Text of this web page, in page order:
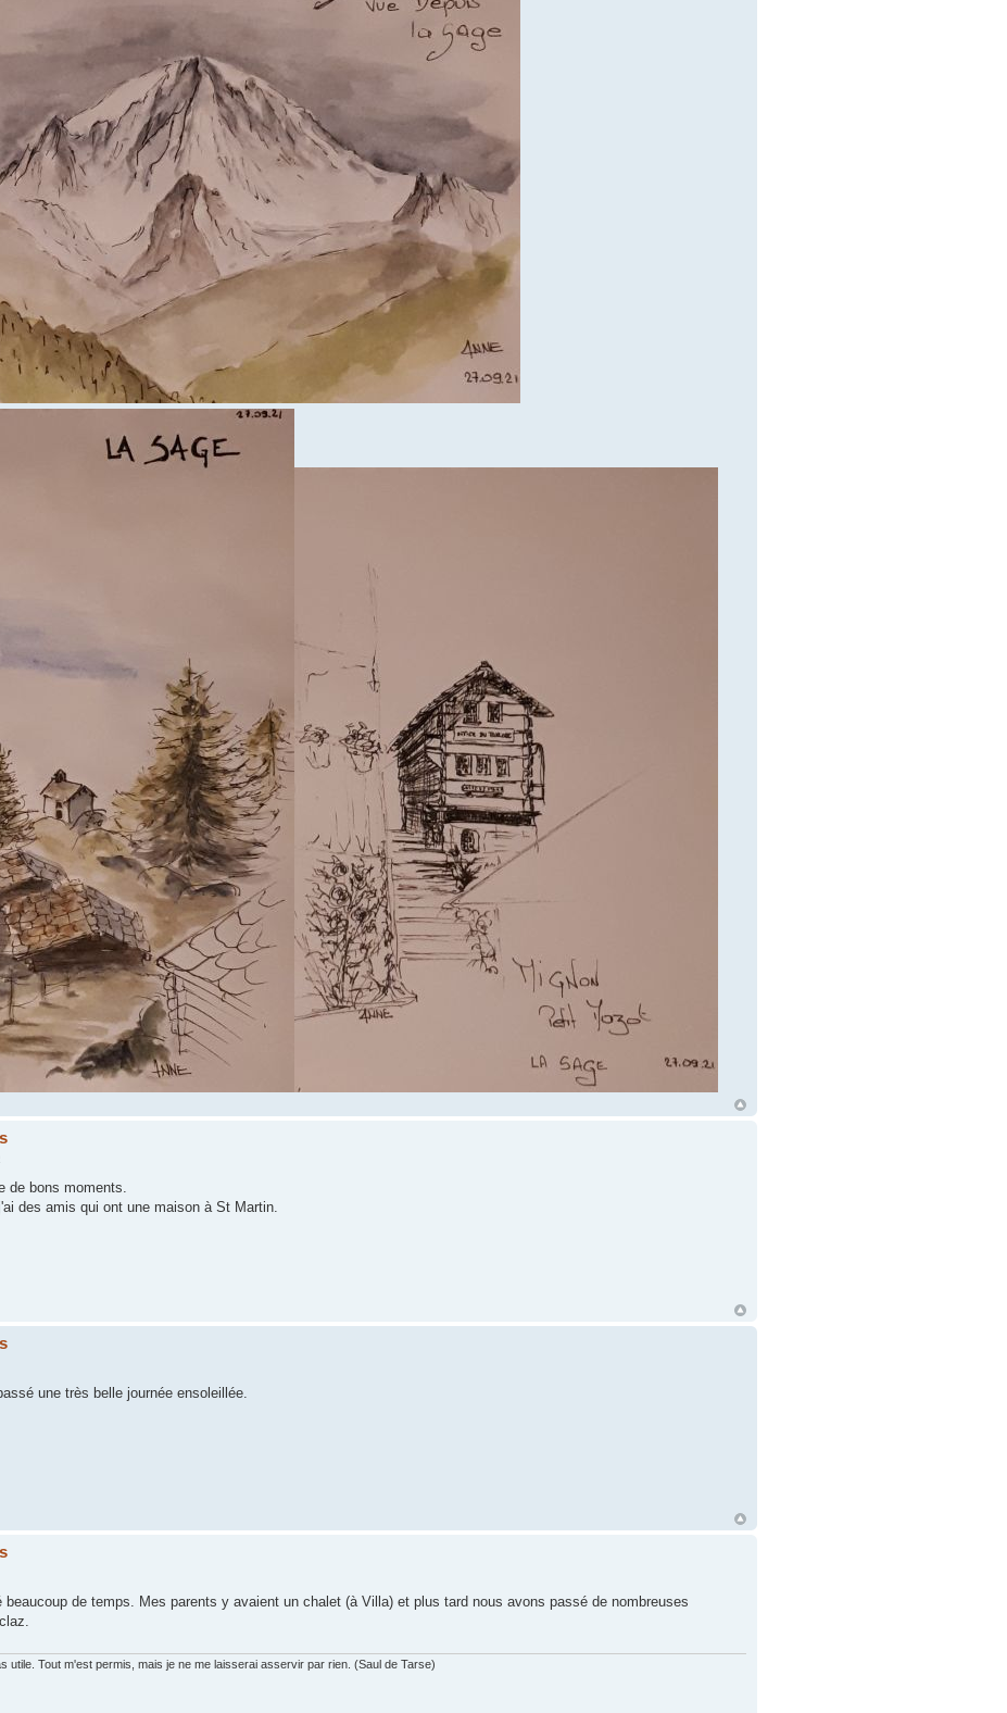
de bons moments.
des amis qui ont une maison à St Martin.
une très belle journée ensoleillée.
beaucoup de temps. Mes parents y avaient un chalet (à Villa) et plus tard nous avons passé de nombreuses
utile. Tout m'est permis, mais je ne me laisserai asservir par rien. (Saul de Tarse)